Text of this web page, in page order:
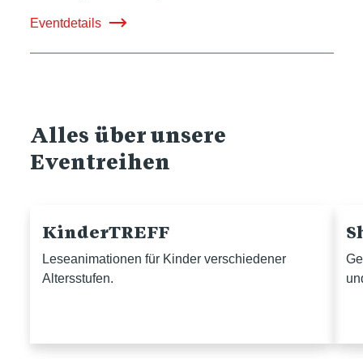
Eventdetails
Alles über unsere
Eventreihen
KinderTREFF
Leseanimationen für Kinder verschiedener
Altersstufen.